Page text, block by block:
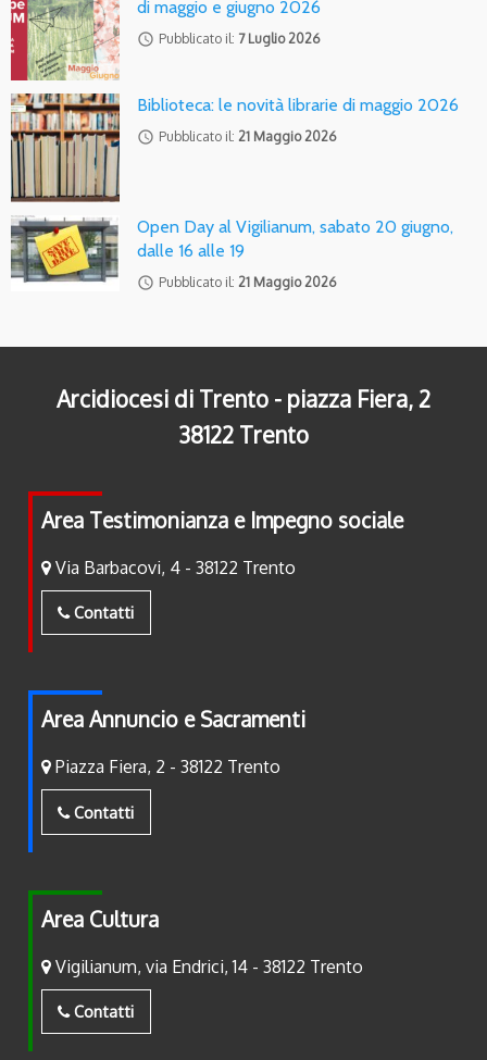
di maggio e giugno 2026
access_time Pubblicato il: 7 Luglio 2026
Biblioteca: le novità librarie di maggio 2026
access_time Pubblicato il: 21 Maggio 2026
Open Day al Vigilianum, sabato 20 giugno,
dalle 16 alle 19
access_time Pubblicato il: 21 Maggio 2026
Arcidiocesi di Trento - piazza Fiera, 2
38122 Trento
Area Testimonianza e Impegno sociale
Via Barbacovi, 4 - 38122 Trento
Contatti
Area Annuncio e Sacramenti
Piazza Fiera, 2 - 38122 Trento
Contatti
Area Cultura
Vigilianum, via Endrici, 14 - 38122 Trento
Contatti